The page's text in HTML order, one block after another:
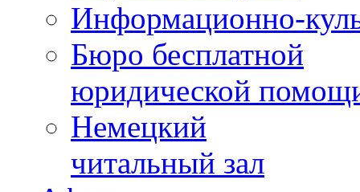
Информационно-
Бюро бесплатной
юридической
Немецкий
читальный зал